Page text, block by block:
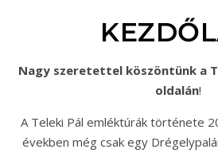
Nagy szeretettel köszöntünk a Teleki Pál emléktúrák
oldalán!
A Teleki Pál emléktúrák története
években még csak egy